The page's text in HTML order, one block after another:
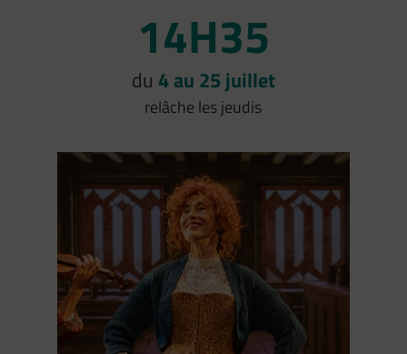
14H35
du 4 au 25 juillet
relâche les jeudis